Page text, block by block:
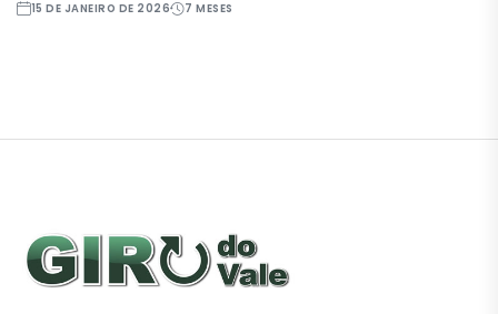
15 DE JANEIRO DE 2026 7 MESES